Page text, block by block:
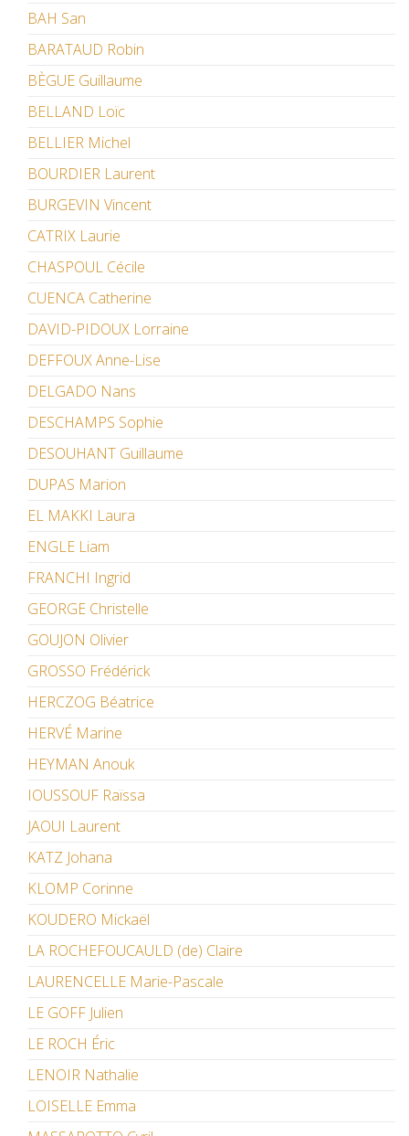
BAH San
BARATAUD Robin
BÈGUE Guillaume
BELLAND Loïc
BELLIER Michel
BOURDIER Laurent
BURGEVIN Vincent
CATRIX Laurie
CHASPOUL Cécile
CUENCA Catherine
DAVID-PIDOUX Lorraine
DEFFOUX Anne-Lise
DELGADO Nans
DESCHAMPS Sophie
DESOUHANT Guillaume
DUPAS Marion
EL MAKKI Laura
ENGLE Liam
FRANCHI Ingrid
GEORGE Christelle
GOUJON Olivier
GROSSO Frédérick
HERCZOG Béatrice
HERVÉ Marine
HEYMAN Anouk
IOUSSOUF Raïssa
JAOUI Laurent
KATZ Johana
KLOMP Corinne
KOUDERO Mickaël
LA ROCHEFOUCAULD (de) Claire
LAURENCELLE Marie-Pascale
LE GOFF Julien
LE ROCH Éric
LENOIR Nathalie
LOISELLE Emma